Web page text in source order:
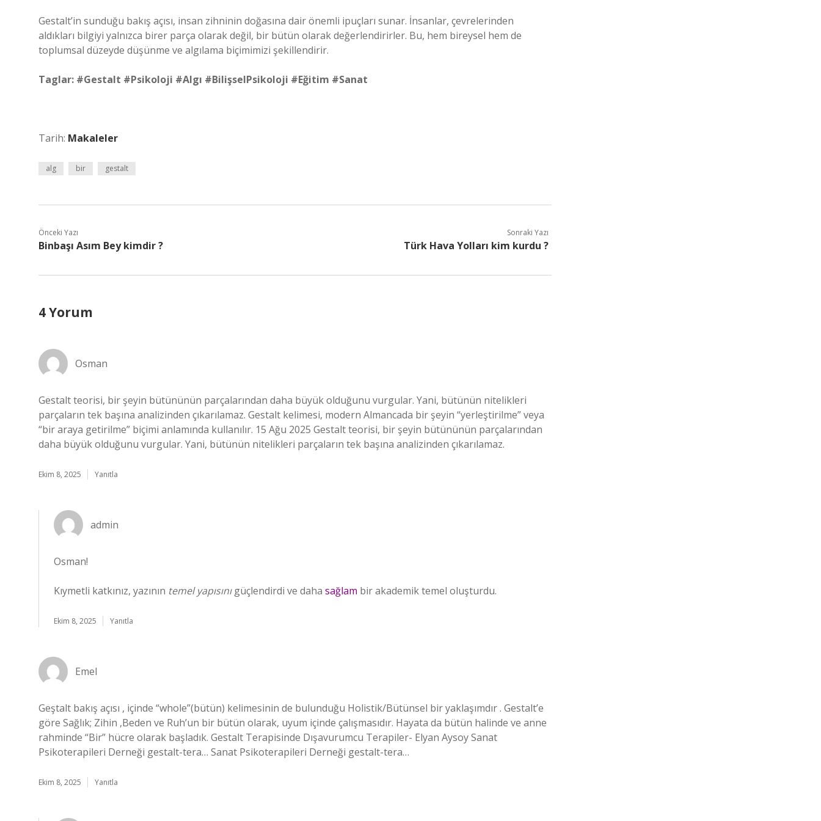
Gestalt’in sunduğu bakış açısı, insan zihninin doğasına dair önemli ipuçları sunar. İnsanlar, çevrelerinden
aldıkları bilgiyi yalnızca birer parça olarak değil, bir bütün olarak değerlendirirler. Bu, hem bireysel hem de
toplumsal düzeyde düşünme ve algılama biçimimizi şekillendirir.
Taglar: #Gestalt #Psikoloji #Algı #BilişselPsikoloji #Eğitim #Sanat
Tarih: Makaleler
alg bir gestalt
Önceki Yazı
Binbaşı Asım Bey kimdir ?
Sonraki Yazı
Türk Hava Yolları kim kurdu ?
4 Yorum
Osman
Gestalt teorisi, bir şeyin bütününün parçalarından daha büyük olduğunu vurgular. Yani, bütünün nitelikleri
parçaların tek başına analizinden çıkarılamaz. Gestalt kelimesi, modern Almancada bir şeyin “yerleştirilme” veya
“bir araya getirilme” biçimi anlamında kullanılır. 15 Ağu 2025 Gestalt teorisi, bir şeyin bütününün parçalarından
daha büyük olduğunu vurgular. Yani, bütünün nitelikleri parçaların tek başına analizinden çıkarılamaz.
Ekim 8, 2025 Yanıtla
admin
Osman!
Kıymetli katkınız, yazının temel yapısınıgüçlendirdi ve daha sağlam bir akademik temel oluşturdu.
Ekim 8, 2025 Yanıtla
Emel
​Geştalt bakış açısı , içinde “whole”(bütün) kelimesinin de bulunduğu Holistik/Bütünsel bir yaklaşımdır . Gestalt’e
göre Sağlık; Zihin ,Beden ve Ruh’un bir bütün olarak, uyum içinde çalışmasıdır. Hayata da bütün halinde ve anne
rahminde “Bir” hücre olarak başladık. Gestalt Terapisinde Dışavurumcu Terapiler- Elyan Aysoy Sanat
Psikoterapileri Derneği gestalt-tera… Sanat Psikoterapileri Derneği gestalt-tera…
Ekim 8, 2025 Yanıtla